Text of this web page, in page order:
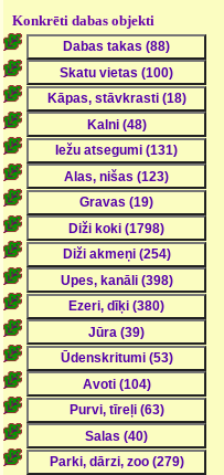
Konkrēti dabas objekti